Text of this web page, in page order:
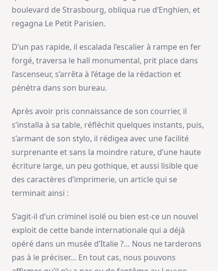
boulevard de Strasbourg, obliqua rue d’Enghien, et
regagna Le Petit Parisien.
D’un pas rapide, il escalada l’escalier à rampe en fer
forgé, traversa le hall monumental, prit place dans
l’ascenseur, s’arrêta à l’étage de la rédaction et
pénétra dans son bureau.
Après avoir pris connaissance de son courrier, il
s’installa à sa table, réfléchit quelques instants, puis,
s’armant de son stylo, il rédigea avec une facilité
surprenante et sans la moindre rature, d’une haute
écriture large, un peu gothique, et aussi lisible que
des caractères d’imprimerie, un article qui se
terminait ainsi :
S’agit-il d’un criminel isolé ou bien est-ce un nouvel
exploit de cette bande internationale qui a déjà
opéré dans un musée d’Italie ?… Nous ne tarderons
pas à le préciser… En tout cas, nous pouvons